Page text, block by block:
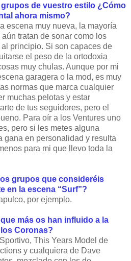
de vuestro estilo ¿Cómo
ahora mismo?
escena muy nueva, la mayoría
aún tratan de sonar como los
principio. Si son capaces de
el peso de la ortodoxia
muy chulas. Aunque por mi
garagera o la mod, es muy
normas que marca cualquier
muchas pelotas y estar
de tus seguidores, pero el
Para oír a los Ventures uno
pero si les metes alguna
gana en personalidad y resulta
para mi que llevo toda la
grupos que consideréis
en la escena “Surf”?
por ejemplo.
más os han influido a la
Coronas?
This Years Model de
y cualquiera de Dave